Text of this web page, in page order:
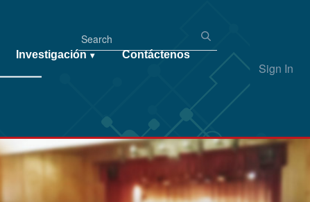
Sign In
Investigación ▾ Contáctenos